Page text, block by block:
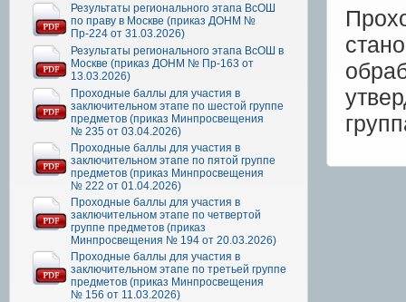
Результаты регионального этапа ВсОШ
по праву в Москве (приказ ДОНМ №
Пр-224 от 31.03.2026)
Результаты регионального этапа ВсОШ в
Москве (приказ ДОНМ № Пр-163 от
13.03.2026)
Проходные баллы для участия в
заключительном этапе по шестой группе
предметов (приказ Минпросвещения
№ 235 от 03.04.2026)
Проходные баллы для участия в
заключительном этапе по пятой группе
предметов (приказ Минпросвещения
№ 222 от 01.04.2026)
Проходные баллы для участия в
заключительном этапе по четвертой
группе предметов (приказ
Минпросвещения № 194 от 20.03.2026)
Проходные баллы для участия в
заключительном этапе по третьей группе
предметов (приказ Минпросвещения
№ 156 от 11.03.2026)